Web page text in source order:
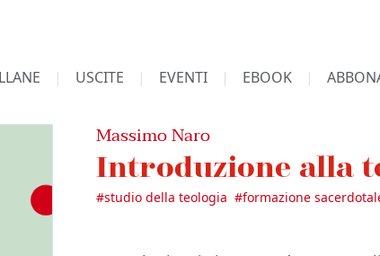
USCITE EVENTI EBOOK
Massimo Naro
Introduzione alla
#studio della teologia #formazione